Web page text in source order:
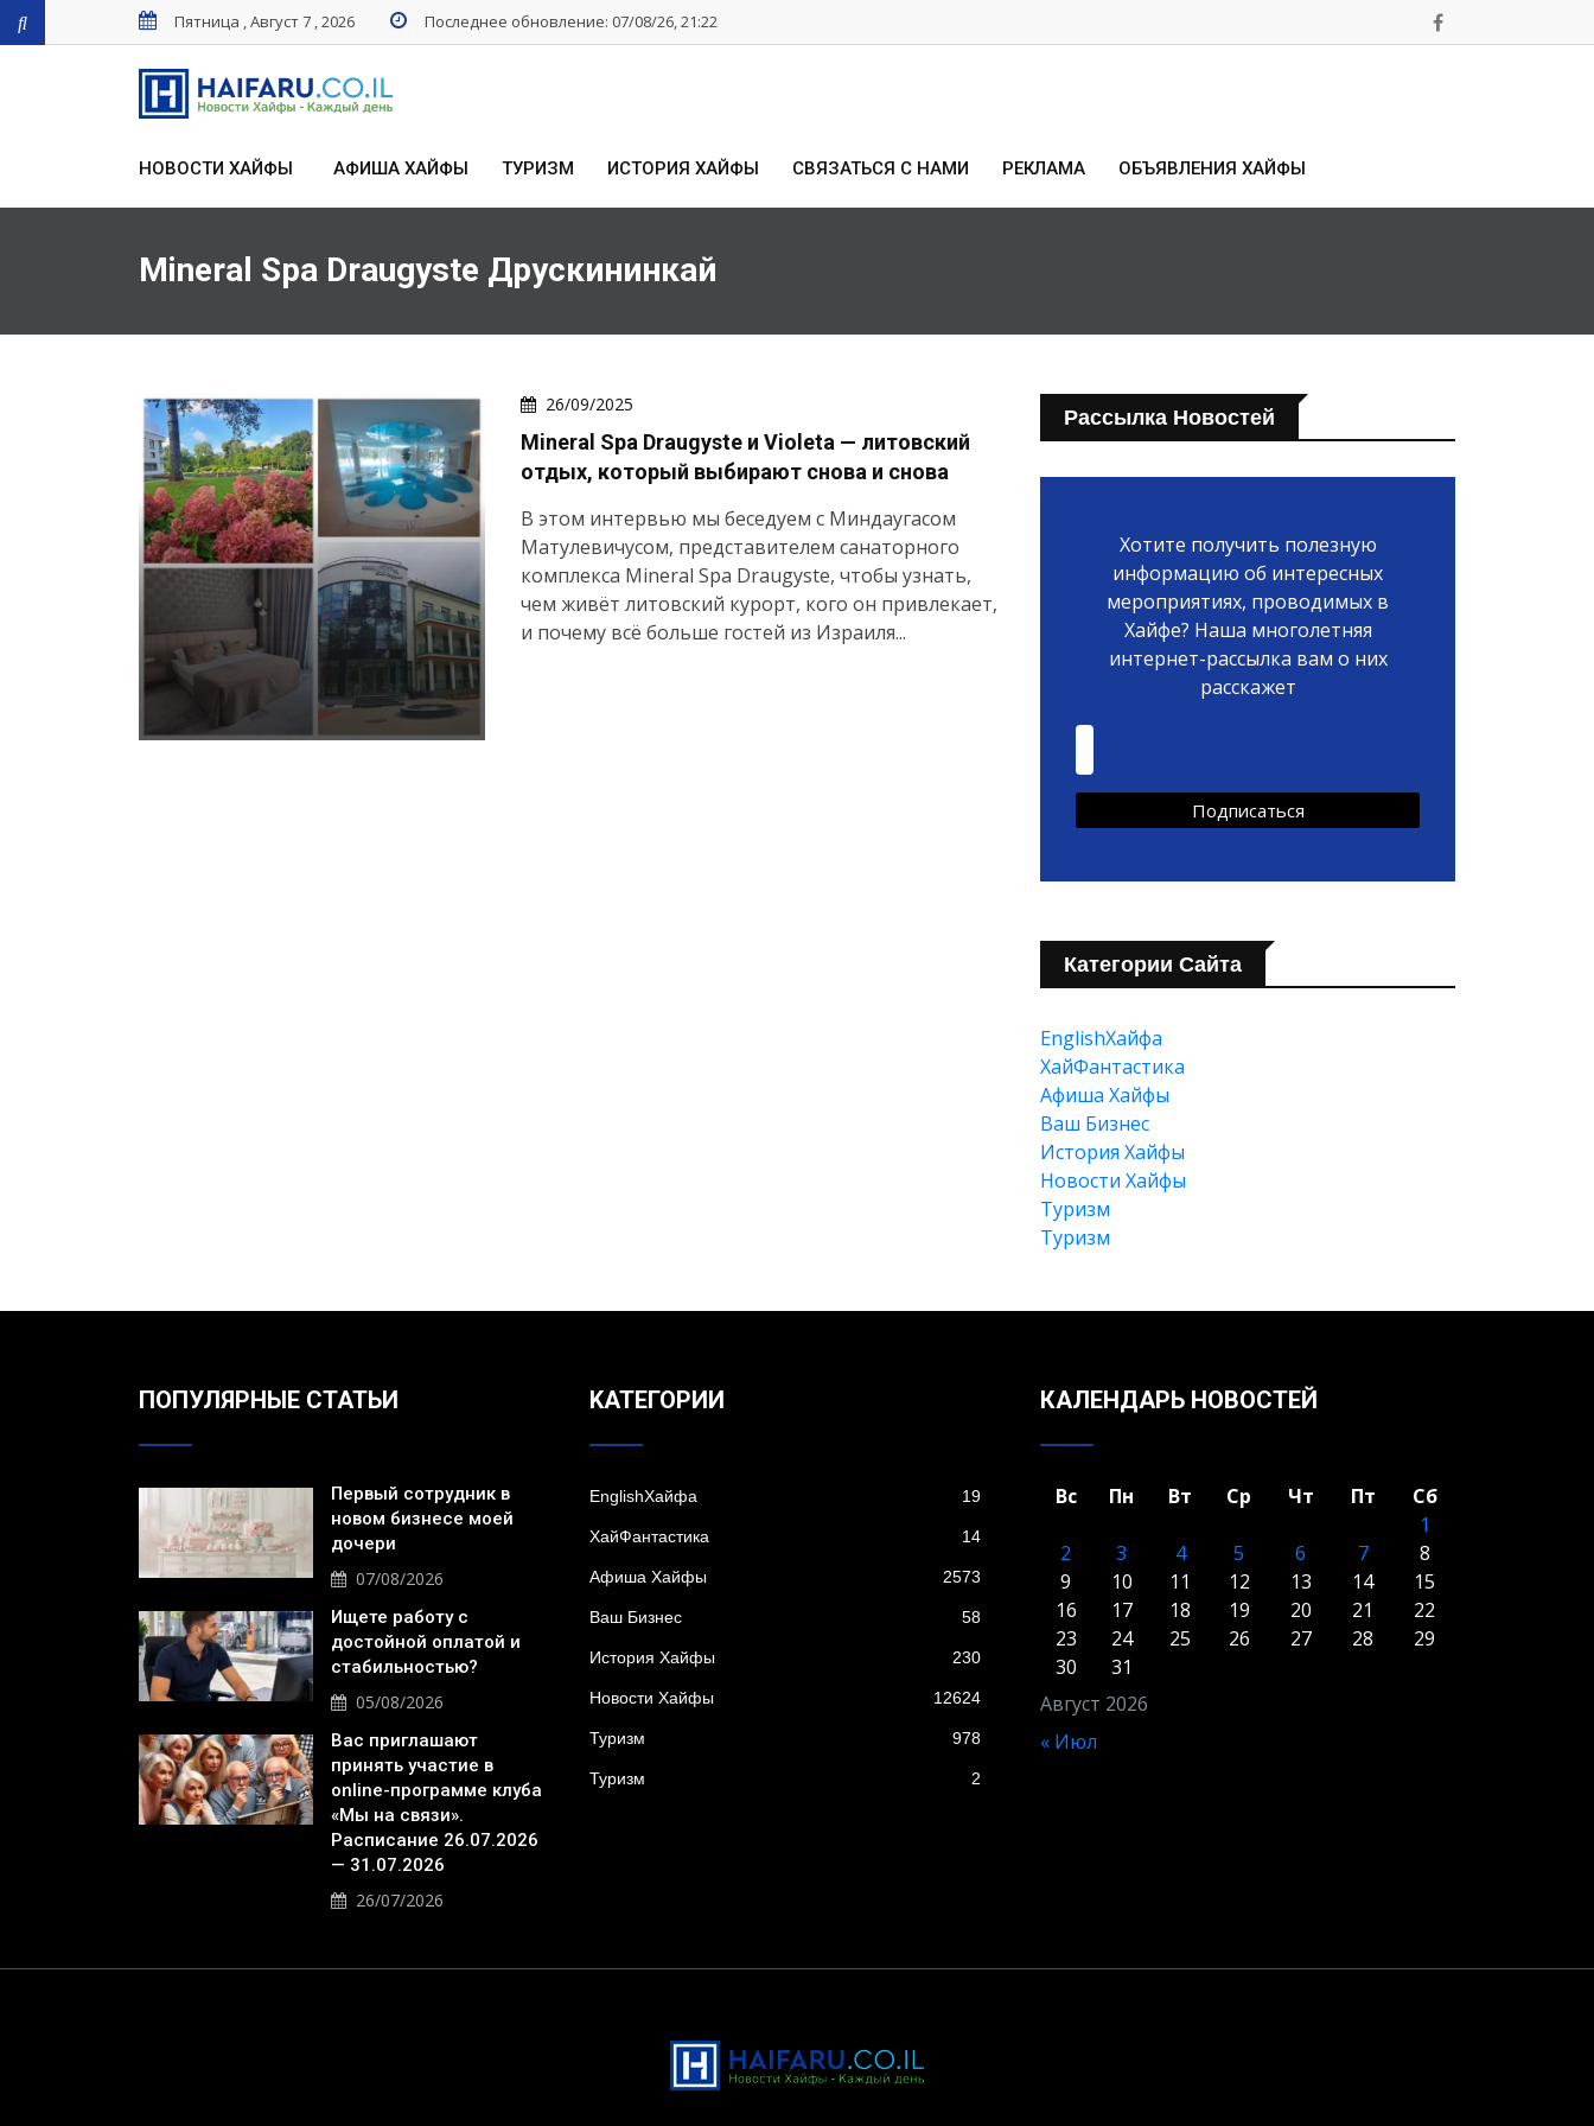
Пятница , Август 7 , 2026 Последнее обновление: 07/08/26, 21:22
НОВОСТИ ХАЙФЫ АФИША ХАЙФЫ ТУРИЗМ ИСТОРИЯ ХАЙФЫ СВЯЗАТЬСЯ С НАМИ РЕКЛАМА ОБЪЯВЛЕНИЯ ХАЙФЫ
Mineral Spa Draugyste Друскининкай
26/09/2025
Mineral Spa Draugyste и Violeta — литовский
отдых, который выбирают снова и снова
В этом интервью мы беседуем с Миндаугасом
Матулевичусом, представителем санаторного
комплекса Mineral Spa Draugyste, чтобы узнать,
чем живёт литовский курорт, кого он привлекает,
и почему всё больше гостей из Израиля...
Рассылка Новостей
Хотите получить полезную
информацию об интересных
мероприятиях, проводимых в
Хайфе? Наша многолетняя
интернет-рассылка вам о них
расскажет
Категории Сайта
EnglishХайфа
XайФантастика
Афиша Хайфы
Ваш Бизнес
История Хайфы
Новости Хайфы
Туризм
Туризм
ПОПУЛЯРНЫЕ СТАТЬИ
Первый сотрудник в
новом бизнесе моей
дочери
07/08/2026
Ищете работу с
достойной оплатой и
стабильностью?
05/08/2026
Вас приглашают
принять участие в
online-программе клуба
«Мы на связи».
Расписание 26.07.2026
— 31.07.2026
26/07/2026
KАТЕГОРИИ
EnglishХайфа 19
XайФантастика 14
Афиша Хайфы 2573
Ваш Бизнес 58
История Хайфы 230
Новости Хайфы 12624
Туризм 978
Туризм 2
КАЛЕНДАРЬ НОВОСТЕЙ
Август 2026
Вс Пн Вт Ср Чт Пт
Сб
1
2
3 4 5 6 7
8
9
10 11 12 13 14
15
16
17 18 19 20 21
22
23
24 25 26 27 28
29
30
31
« Июл